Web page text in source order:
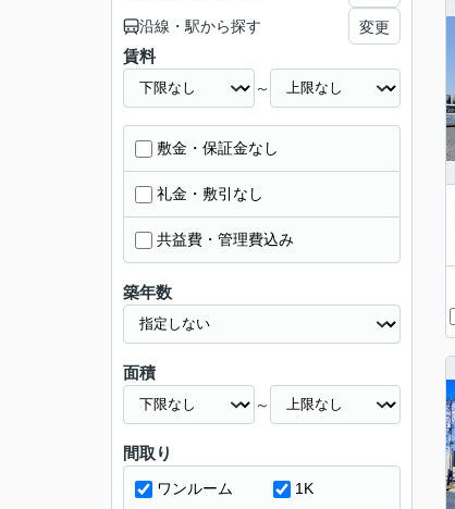
沿線・駅から探す 変更
賃料
～
敷金・保証金なし
礼金・敷引なし
共益費・管理費込み
築年数
面積
～
間取り
ワンルーム 1K